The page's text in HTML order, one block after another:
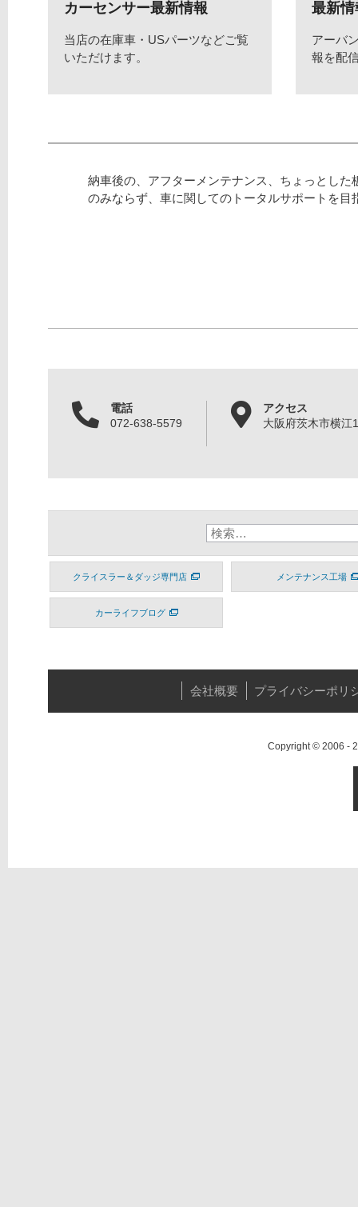
カーセンサー最新情報
当店の在庫車・USパーツなどご覧
いただけます。
最新情
アーバ
報を配
納車後の、アフターメンテナンス、ちょっとした
のみならず、車に関してのトータルサポートを目
電話
072-638-5579
アクセス
大阪府茨木市横江
クライスラー＆ダッジ専門店 メンテナンス工場
カーライフブログ
会社概要 プライバシーポリ
Copyright © 2006 -